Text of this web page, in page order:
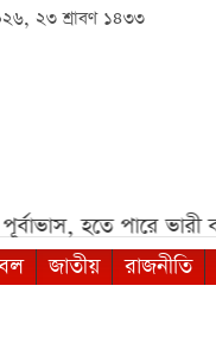
২৩ শ্রাবণ ১৪৩৩
পারে ভারী বর্ষণ***
জাতীয় রাজনীতি